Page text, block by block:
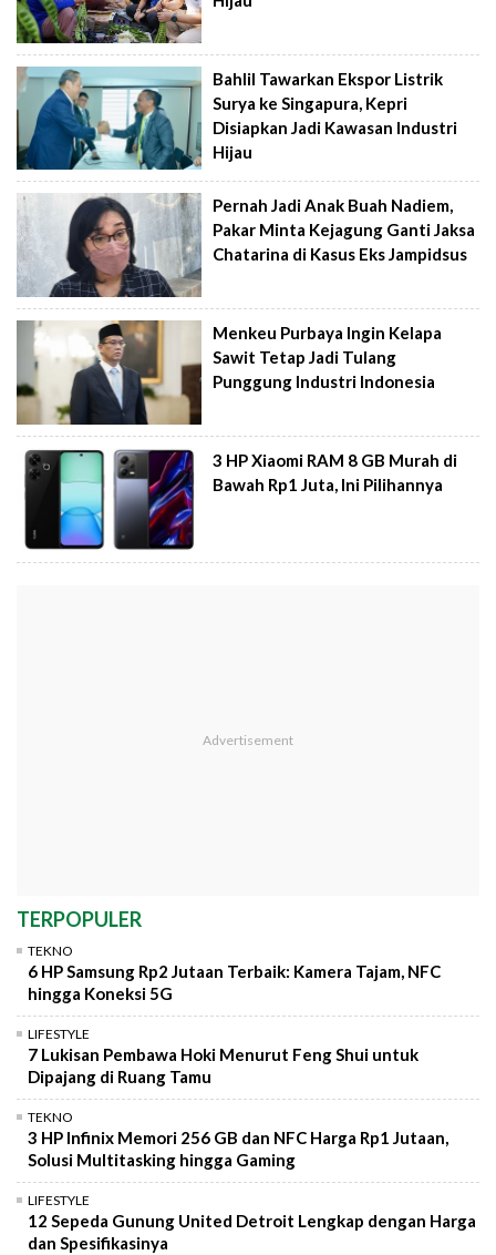
Bahlil Tawarkan Ekspor Listrik
Surya ke Singapura, Kepri
Disiapkan Jadi Kawasan Industri
Hijau
Pernah Jadi Anak Buah Nadiem,
Pakar Minta Kejagung Ganti Jaksa
Chatarina di Kasus Eks Jampidsus
Menkeu Purbaya Ingin Kelapa
Sawit Tetap Jadi Tulang
Punggung Industri Indonesia
3 HP Xiaomi RAM 8 GB Murah di
Bawah Rp1 Juta, Ini Pilihannya
TERPOPULER
TEKNO
6 HP Samsung Rp2 Jutaan Terbaik: Kamera Tajam, NFC
hingga Koneksi 5G
LIFESTYLE
7 Lukisan Pembawa Hoki Menurut Feng Shui untuk
Dipajang di Ruang Tamu
TEKNO
3 HP Infinix Memori 256 GB dan NFC Harga Rp1 Jutaan,
Solusi Multitasking hingga Gaming
LIFESTYLE
12 Sepeda Gunung United Detroit Lengkap dengan Harga
dan Spesifikasinya